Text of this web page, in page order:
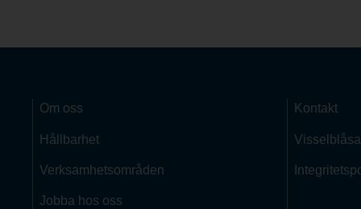
Om oss
Hållbarhet
Verksamhetsområden
Jobba hos oss
Kontakt